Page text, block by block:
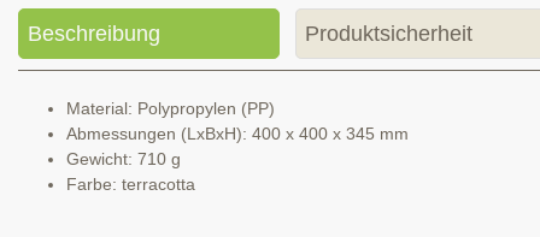
Beschreibung Produktsicherheit
Material: Polypropylen (PP)
Abmessungen (LxBxH): 400 x 400 x 345 mm
Gewicht: 710 g
Farbe: terracotta